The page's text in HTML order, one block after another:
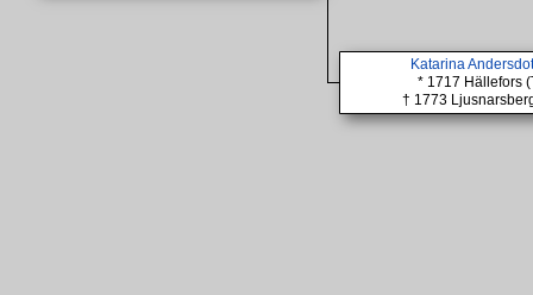
Katarina
* 1717 Hällefors
† 1773